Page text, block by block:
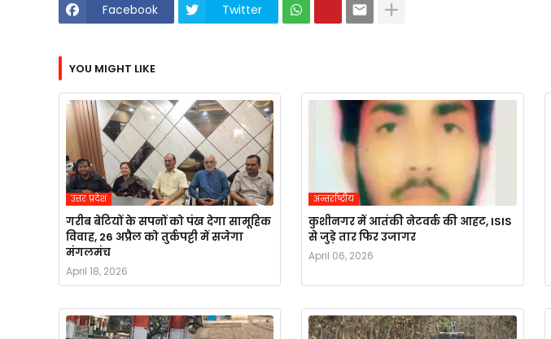
Facebook Twitter
YOU MIGHT LIKE
उत्तर प्रदेश
गरीब बेटियों के सपनों को पंख देगा सामूहिक
विवाह, 26 अप्रैल को तुर्कपट्टी में सजेगा
मंगलमंच
April 18, 2026
अन्तर्राष्ट्रीय
कुशीनगर में आतंकी नेटवर्क की आहट, ISIS
से जुड़े तार फिर उजागर
April 06, 2026